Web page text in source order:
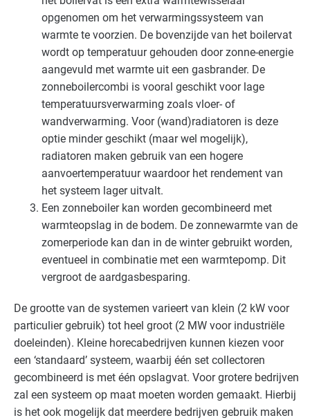
opgenomen om het verwarmingssysteem van
warmte te voorzien. De bovenzijde van het boilervat
wordt op temperatuur gehouden door zonne-energie
aangevuld met warmte uit een gasbrander. De
zonneboilercombi is vooral geschikt voor lage
temperatuursverwarming zoals vloer- of
wandverwarming. Voor (wand)radiatoren is deze
optie minder geschikt (maar wel mogelijk),
radiatoren maken gebruik van een hogere
aanvoertemperatuur waardoor het rendement van
het systeem lager uitvalt.
Een zonneboiler kan worden gecombineerd met
warmteopslag in de bodem. De zonnewarmte van de
zomerperiode kan dan in de winter gebruikt worden,
eventueel in combinatie met een warmtepomp. Dit
vergroot de aardgasbesparing.
De grootte van de systemen varieert van klein (2 kW voor
particulier gebruik) tot heel groot (2 MW voor industriële
doeleinden). Kleine horecabedrijven kunnen kiezen voor
een ‘standaard’ systeem, waarbij één set collectoren
gecombineerd is met één opslagvat. Voor grotere bedrijven
zal een systeem op maat moeten worden gemaakt. Hierbij
is het ook mogelijk dat meerdere bedrijven gebruik maken